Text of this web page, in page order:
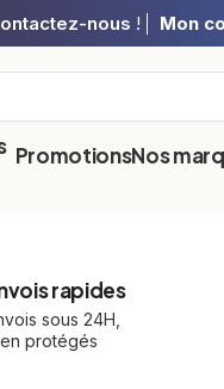
nous ! Mon
PromotionsNos
rapides
sous 24H,
protégés